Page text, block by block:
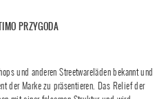
PRZYGODA
und anderen Streetwareläden bekannt und
der Marke zu präsentieren. Das Relief der